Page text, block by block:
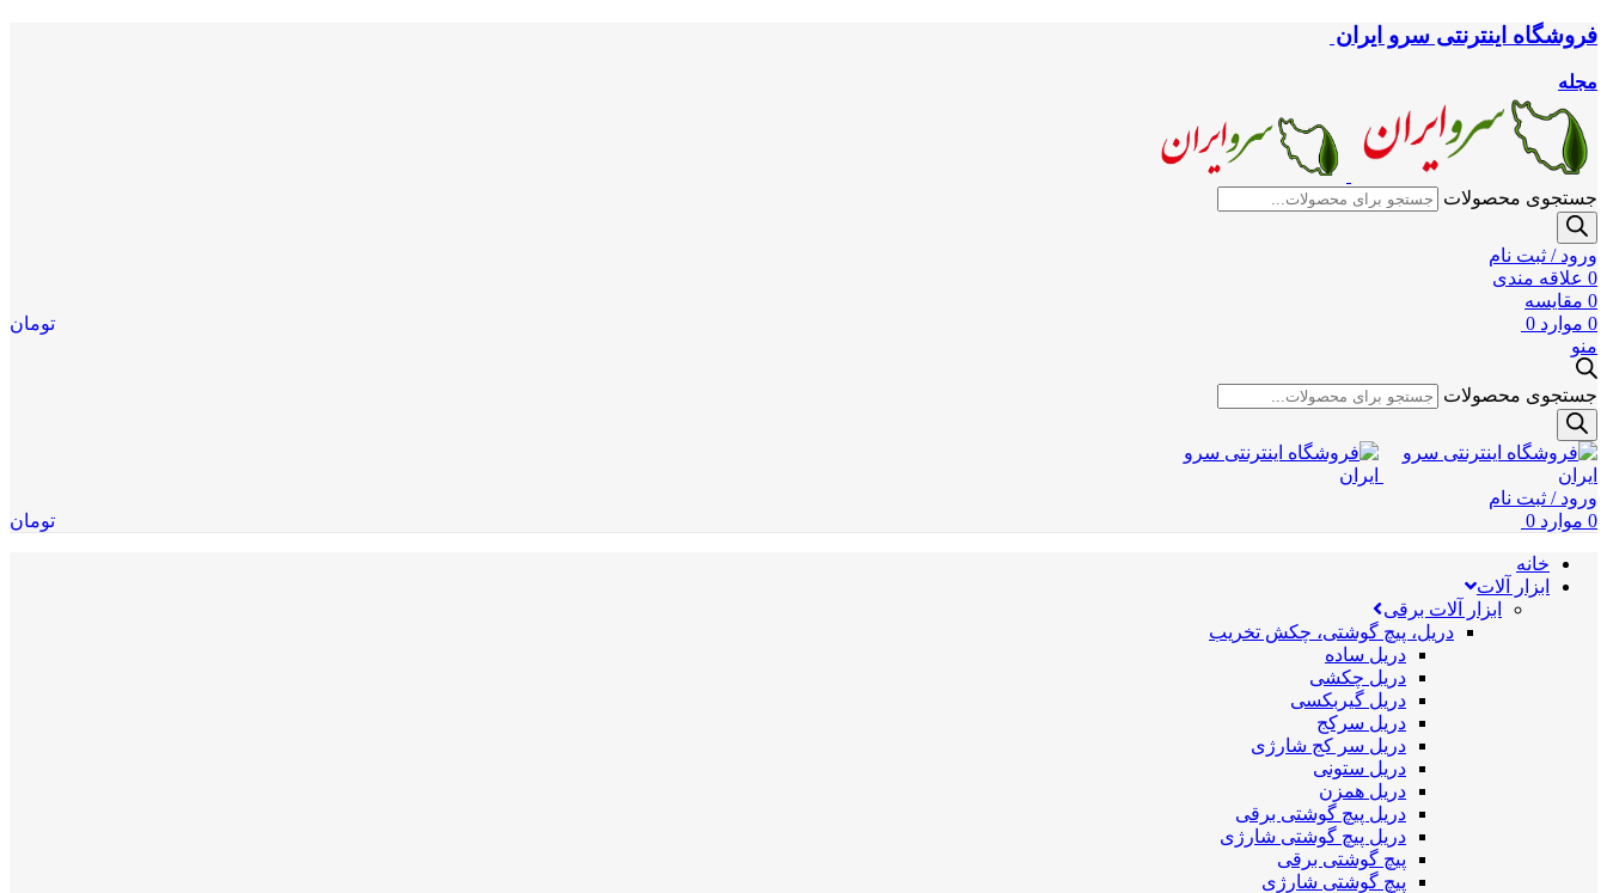
فروشگاه اینترنتی سرو ایران
مجله
جستجوی محصولات
ورود / ثبت نام
0 علاقه مندی
0 مقایسه
0 موارد 0
تومان
منو
جستجوی محصولات
ورود / ثبت نام
0 موارد 0 تومان
خانه
ابزار آلات
ابزار آلات برقی
دریل، پیچ گوشتی، چکش تخریب
دریل ساده
دریل چکشی
دریل گیربکسی
دریل سرکج
دریل سر کج شارژی
دریل ستونی
دریل همزن
دریل پیچ گوشتی برقی
دریل پیچ گوشتی شارژی
پیچ گوشتی برقی
پیچ گوشتی شارژی